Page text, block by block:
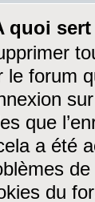
quoi
le forum
que
a été
du